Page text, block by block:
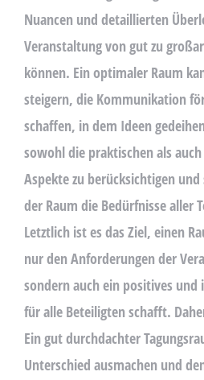
Nuancen und detaillierten
Veranstaltung von gut zu
können. Ein optimaler Raum
steigern, die Kommunikation
schaffen, in dem Ideen
sowohl die praktischen als
Aspekte zu berücksichtigen
der Raum die Bedürfnisse aller
Letztlich ist es das Ziel, einen
nur den Anforderungen der
sondern auch ein positives und
für alle Beteiligten schafft.
Ein gut durchdachter
Unterschied ausmachen und